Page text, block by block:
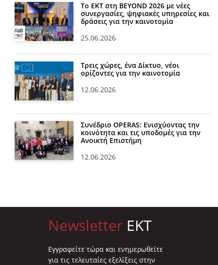
Το ΕΚΤ στη BEYOND 2026 με νέες
συνεργασίες, ψηφιακές υπηρεσίες και
δράσεις για την καινοτομία
25.06.2026
Τρεις χώρες, ένα Δίκτυο, νέοι
ορίζοντες για την καινοτομία
12.06.2026
Συνέδριο OPERAS: Ενισχύοντας την
κοινότητα και τις υποδομές για την
Ανοικτή Επιστήμη
12.06.2026
Newsletter EKT
Eγγραφείτε τώρα και ενημερωθείτε
για τις τελευταίες εξελίξεις στην